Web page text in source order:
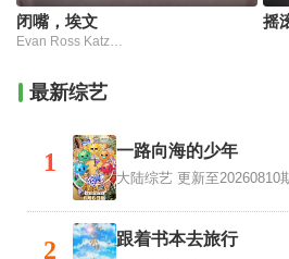
闭嘴，埃文
Evan Ross Katz,Michelle Buteau,Rachel Bloom
最新综艺
1 一路向海的少年
大陆综艺 更新至20260810
2 跟着书本去旅行